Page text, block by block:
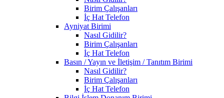
Birim Çalışanları
İç Hat Telefon
Ayniyat Birimi
Nasıl Gidilir?
Birim Çalışanları
İç Hat Telefon
Basın / Yayın ve İletişim / Tanıtım Birimi
Nasıl Gidilir?
Birim Çalışanları
İç Hat Telefon